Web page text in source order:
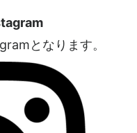
となります。